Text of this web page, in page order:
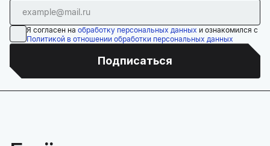
Я согласен на обработку персональных данных и ознакомился с
Политикой в отношении обработки персональных данных
Подписаться